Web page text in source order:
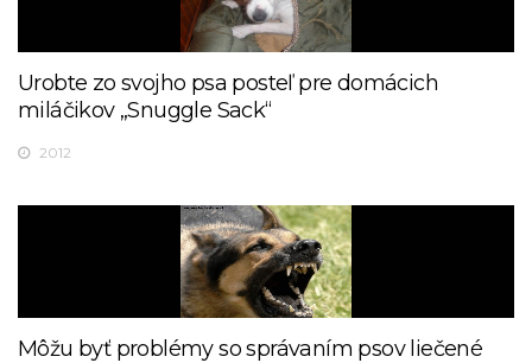
Urobte zo svojho psa posteľ pre domácich
miláčikov „Snuggle Sack“
2012
Môžu byť problémy so správaním psov liečené